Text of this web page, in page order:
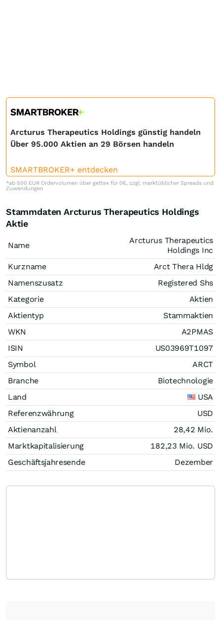
Arcturus Therapeutics Holdings günstig handeln
Über 95.000 Aktien an 29 Börsen handeln
SMARTBROKER+ entdecken
*ab 500 EUR Ordervolumen über gettex für 0€, zzgl. marktüblicher Spreads und
Zuwendungen
Stammdaten Arcturus Therapeutics Holdings
Aktie
Name
Arcturus Therapeutics
Holdings Inc
Kurzname
Arct Thera Hldg
Namenszusatz
Registered Shs
Kategorie
Aktien
Aktientyp
Stammaktien
WKN
A2PMAS
ISIN
US03969T1097
Symbol
ARCT
Branche
Biotechnologie
Land
USA
Referenzwährung
USD
Aktienanzahl
28,42 Mio.
Marktkapitalisierung
182,23 Mio. USD
Geschäftsjahresende
Dezember